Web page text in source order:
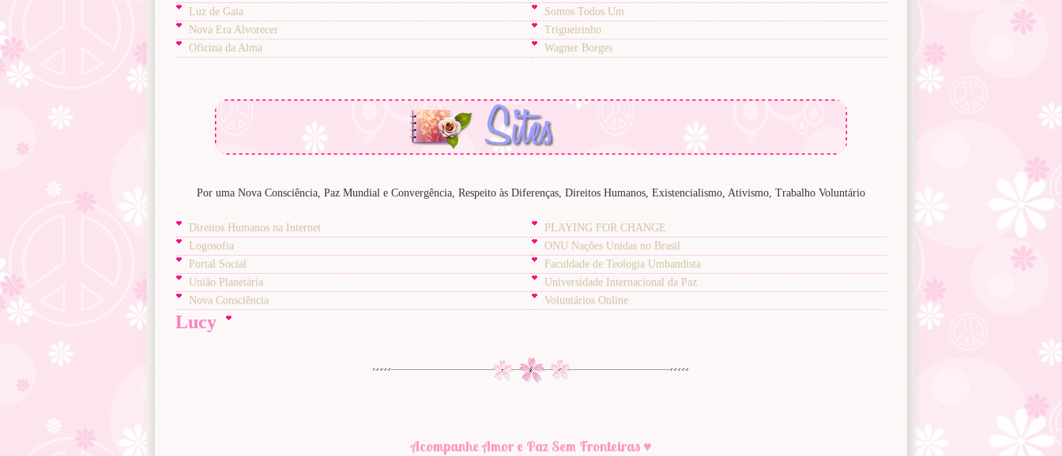
Luz de Gaia
Nova Era Alvorecer
Oficina da Alma
Somos Todos Um
Trigueirinho
Wagner Borges
Por uma Nova Consciência, Paz Mundial e Convergência, Respeito às Diferenças, Direitos Humanos, Existencialismo, Ativismo, Trabalho Voluntário
Direitos Humanos na Internet
Logosofia
Portal Social
União Planetária
Nova Consciência
PLAYING FOR CHANGE
ONU Nações Unidas no Brasil
Faculdade de Teologia Umbandista
Universidade Internacional da Paz
Voluntários Online
Lucy
Acompanhe Amor e Paz Sem Fronteiras ♥